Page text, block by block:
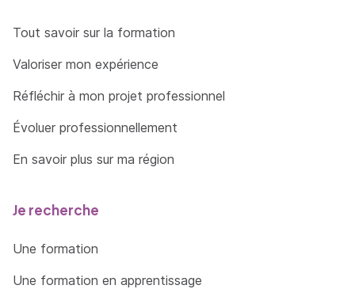
Tout savoir sur la formation
Valoriser mon expérience
Réfléchir à mon projet professionnel
Évoluer professionnellement
En savoir plus sur ma région
Je recherche
Une formation
Une formation en apprentissage